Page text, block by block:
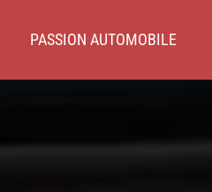
PASSION AUTOMOBILE